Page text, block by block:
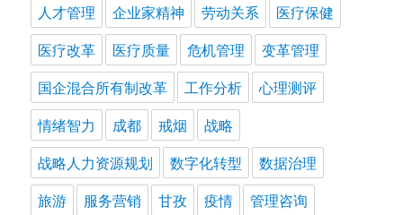
人才管理
企业家精神 劳动关系
医疗保健
医疗改革
医疗质量 危机管理
变革管理
国企混合所有制改革
工作分析
心理测评
情绪智力
成都 戒烟
战略
战略人力资源规划
数字化转型
数据治理
旅游
服务营销 甘孜 疫情
管理咨询